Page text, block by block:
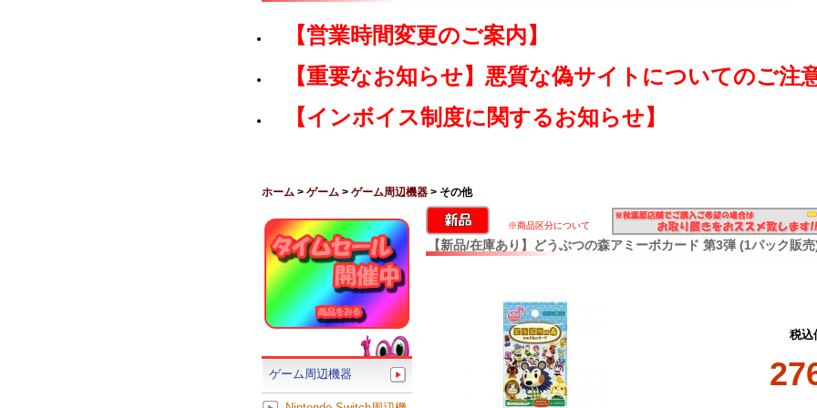
【営業時間変更のご案内】
【重要なお知らせ】悪質な偽サイトについてのご注
【インボイス制度に関するお知らせ】
ホーム > ゲーム > ゲーム周辺機器 > その他
※商品区分について
【新品/在庫あり】どうぶつの森アミーボカード 第3弾 (1パック販売
税込
ゲーム周辺機器